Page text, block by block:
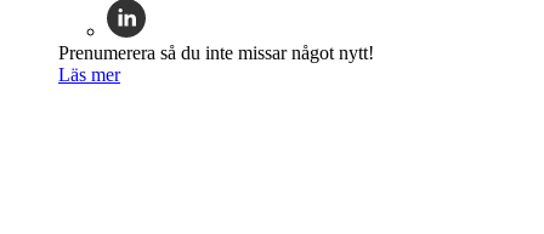
Prenumerera så du inte missar något nytt!
Läs mer